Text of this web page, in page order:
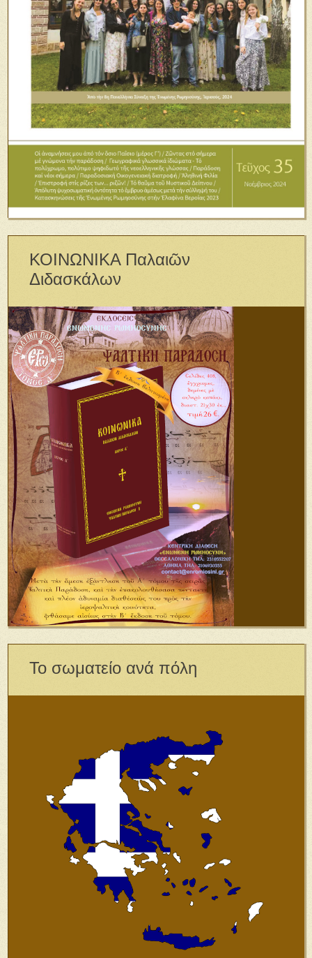
ΚΟΙΝΩΝΙΚΑ Παλαιῶν
Διδασκάλων
Το σωματείο ανά πόλη